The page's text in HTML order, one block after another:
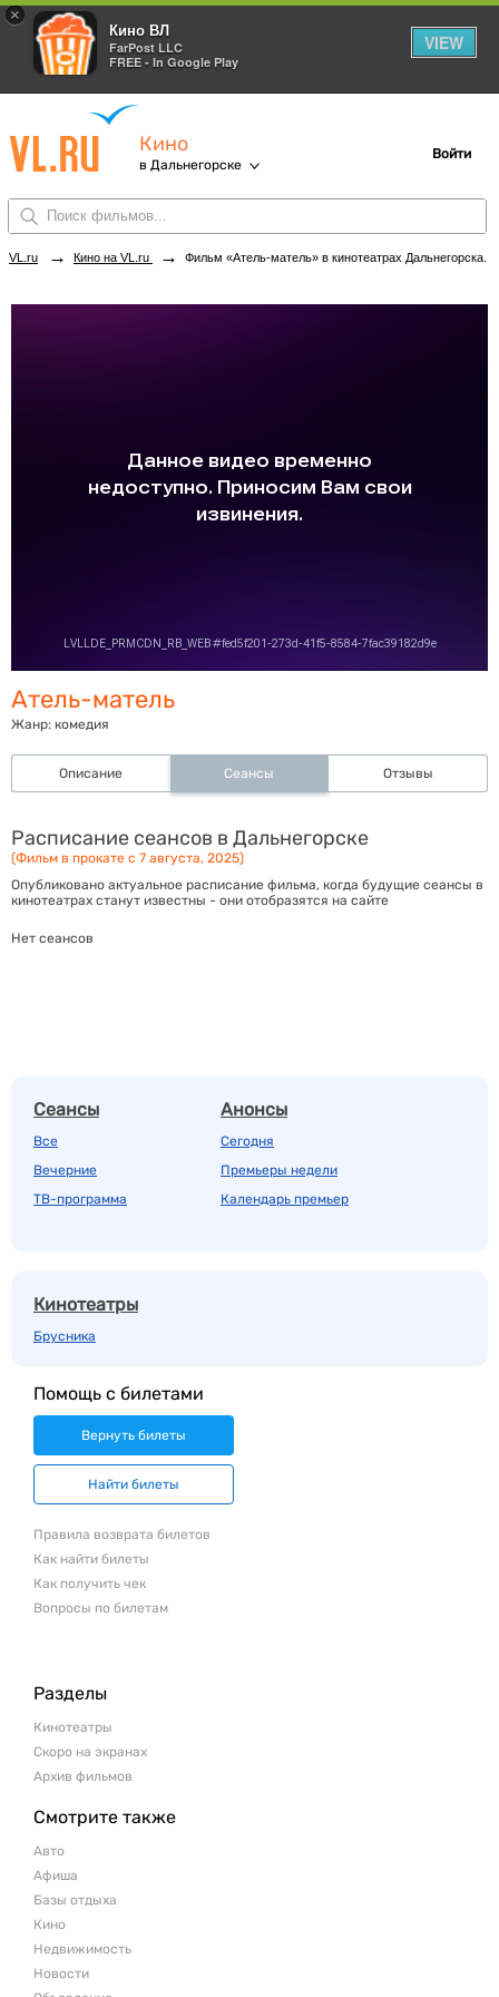
×
Кино ВЛ
FarPost LLC
FREE - In Google Play
VIEW
Кино
в Дальнегорске
Войти
VL.ru → Кино на VL.ru → Фильм «Атель-матель» в кинотеатрах Дальнегорска. Купить билеты!
Атель-матель
Жанр: комедия
Описание Сеансы Отзывы
Расписание сеансов в Дальнегорске
(Фильм в прокате с 7 августа, 2025)
Опубликовано актуальное расписание фильма, когда будущие сеансы в
кинотеатрах станут известны - они отобразятся на сайте
Нет сеансов
Сеансы
Все
Вечерние
ТВ-программа
Анонсы
Сегодня
Премьеры недели
Календарь премьер
Кинотеатры
Брусника
Помощь с билетами
Вернуть билеты
Найти билеты
Правила возврата билетов
Как найти билеты
Как получить чек
Вопросы по билетам
Разделы
Кинотеатры
Скоро на экранах
Архив фильмов
Смотрите также
Авто
Афиша
Базы отдыха
Кино
Недвижимость
Новости